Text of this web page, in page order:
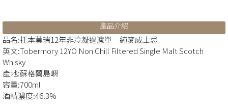
產品介紹
品名:托本莫瑞12年非冷凝過濾單一純麥威士忌
英文:Tobermory 12YO Non Chill Filtered Single Malt Scotch
Whisky
產地:蘇格蘭島嶼
容量:700ml
酒精濃度:46.3%